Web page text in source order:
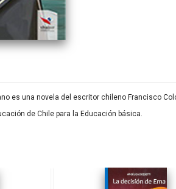
es una novela del escritor chileno Francisco
de Chile para la Educación básica.